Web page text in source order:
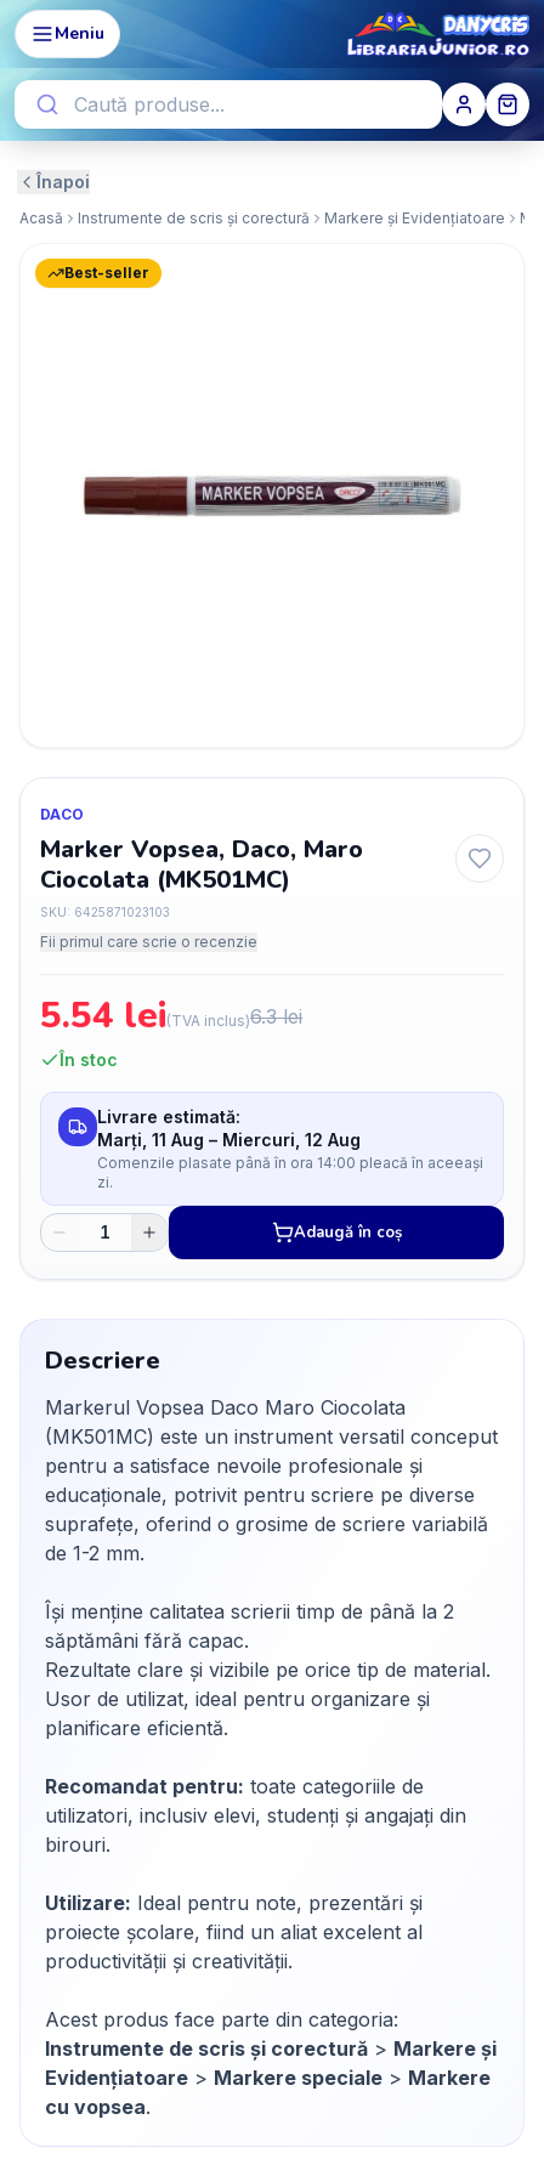
Meniu
Înapoi
Acasă Instrumente de scris și corectură Markere și Evidențiatoare
Best-seller
DACO
Marker Vopsea, Daco, Maro
Ciocolata (MK501MC)
SKU: 6425871023103
Fii primul care scrie o recenzie
5.54 lei(TVA inclus)6.3lei
În stoc
Livrare estimată:
Marți, 11 Aug – Miercuri, 12 Aug
Comenzile plasate până în ora 14:00 pleacă în aceeași
zi.
Adaugă în coș
Descriere
Markerul Vopsea Daco Maro Ciocolata
(MK501MC) este un instrument versatil conceput
pentru a satisface nevoile profesionale și
educaționale, potrivit pentru scriere pe diverse
suprafețe, oferind o grosime de scriere variabilă
de 1-2 mm.
Își menține calitatea scrierii timp de până la 2
săptămâni fără capac.
Rezultate clare și vizibile pe orice tip de material.
Usor de utilizat, ideal pentru organizare și
planificare eficientă.
Recomandat pentru: toate categoriile de
utilizatori, inclusiv elevi, studenți și angajați din
birouri.
Utilizare: Ideal pentru note, prezentări și
proiecte școlare, fiind un aliat excelent al
productivității și creativității.
Acest produs face parte din categoria:
Instrumente de scris și corectură > Markere și
Evidențiatoare > Markere speciale > Markere
cu vopsea.